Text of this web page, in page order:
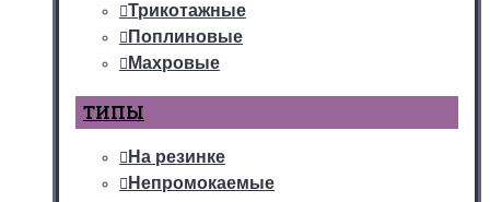
Трикотажные
Поплиновые
Махровые
ТИПЫ
На резинке
Непромокаемые